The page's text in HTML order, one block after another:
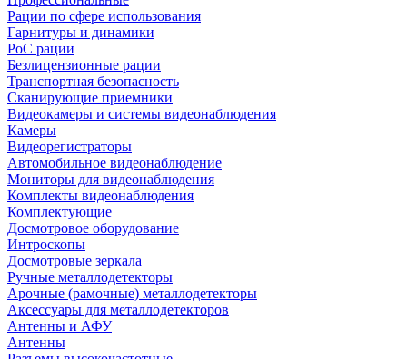
Рации по сфере использования
Гарнитуры и динамики
PoC рации
Безлицензионные рации
Транспортная безопасность
Сканирующие приемники
Видеокамеры и системы видеонаблюдения
Камеры
Видеорегистраторы
Автомобильное видеонаблюдение
Мониторы для видеонаблюдения
Комплекты видеонаблюдения
Комплектующие
Досмотровое оборудование
Интроскопы
Досмотровые зеркала
Ручные металлодетекторы
Арочные (рамочные) металлодетекторы
Аксессуары для металлодетекторов
Антенны и АФУ
Антенны